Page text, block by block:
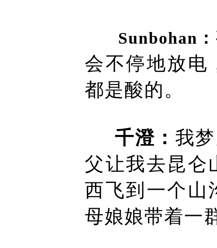
Sunbohan：
会不停地放电
都是酸的。
千澄： 我
父让我去昆仑
西飞到一个山
母娘娘带着